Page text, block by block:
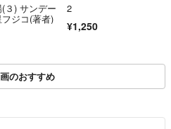
３) サンデー
フジコ(著者)
2
¥1,250
のおすすめ